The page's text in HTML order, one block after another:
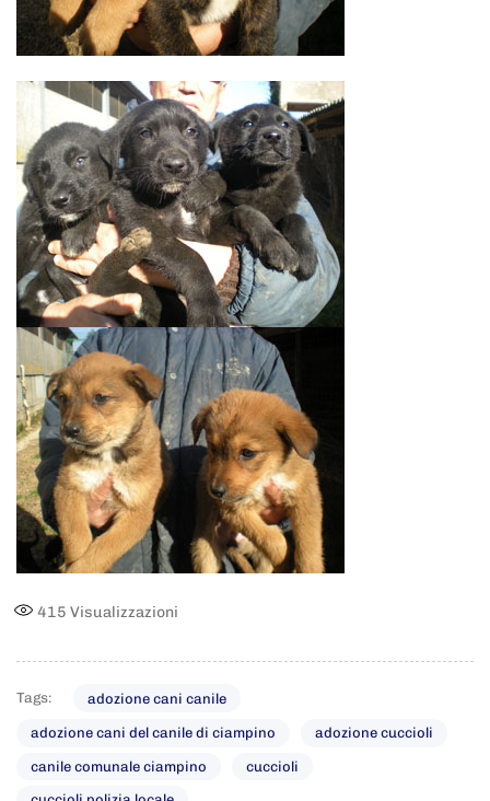
415 Visualizzazioni
Tags: adozione cani canile
adozione cani del canile di ciampino adozione cuccioli
canile comunale ciampino cuccioli